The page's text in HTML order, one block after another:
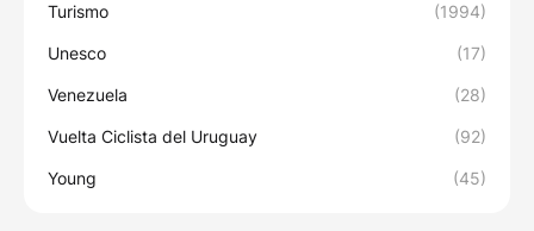
Turismo (1994)
Unesco (17)
Venezuela (28)
Vuelta Ciclista del Uruguay (92)
Young (45)